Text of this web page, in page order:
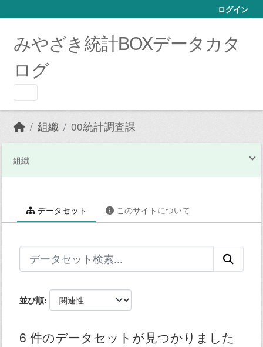
ログイン
みやざき統計BOXデータカタ
ログ
組織 00統計調査課
組織
データセット このサイトについて
並び順
6 件のデータセットが見つかりました